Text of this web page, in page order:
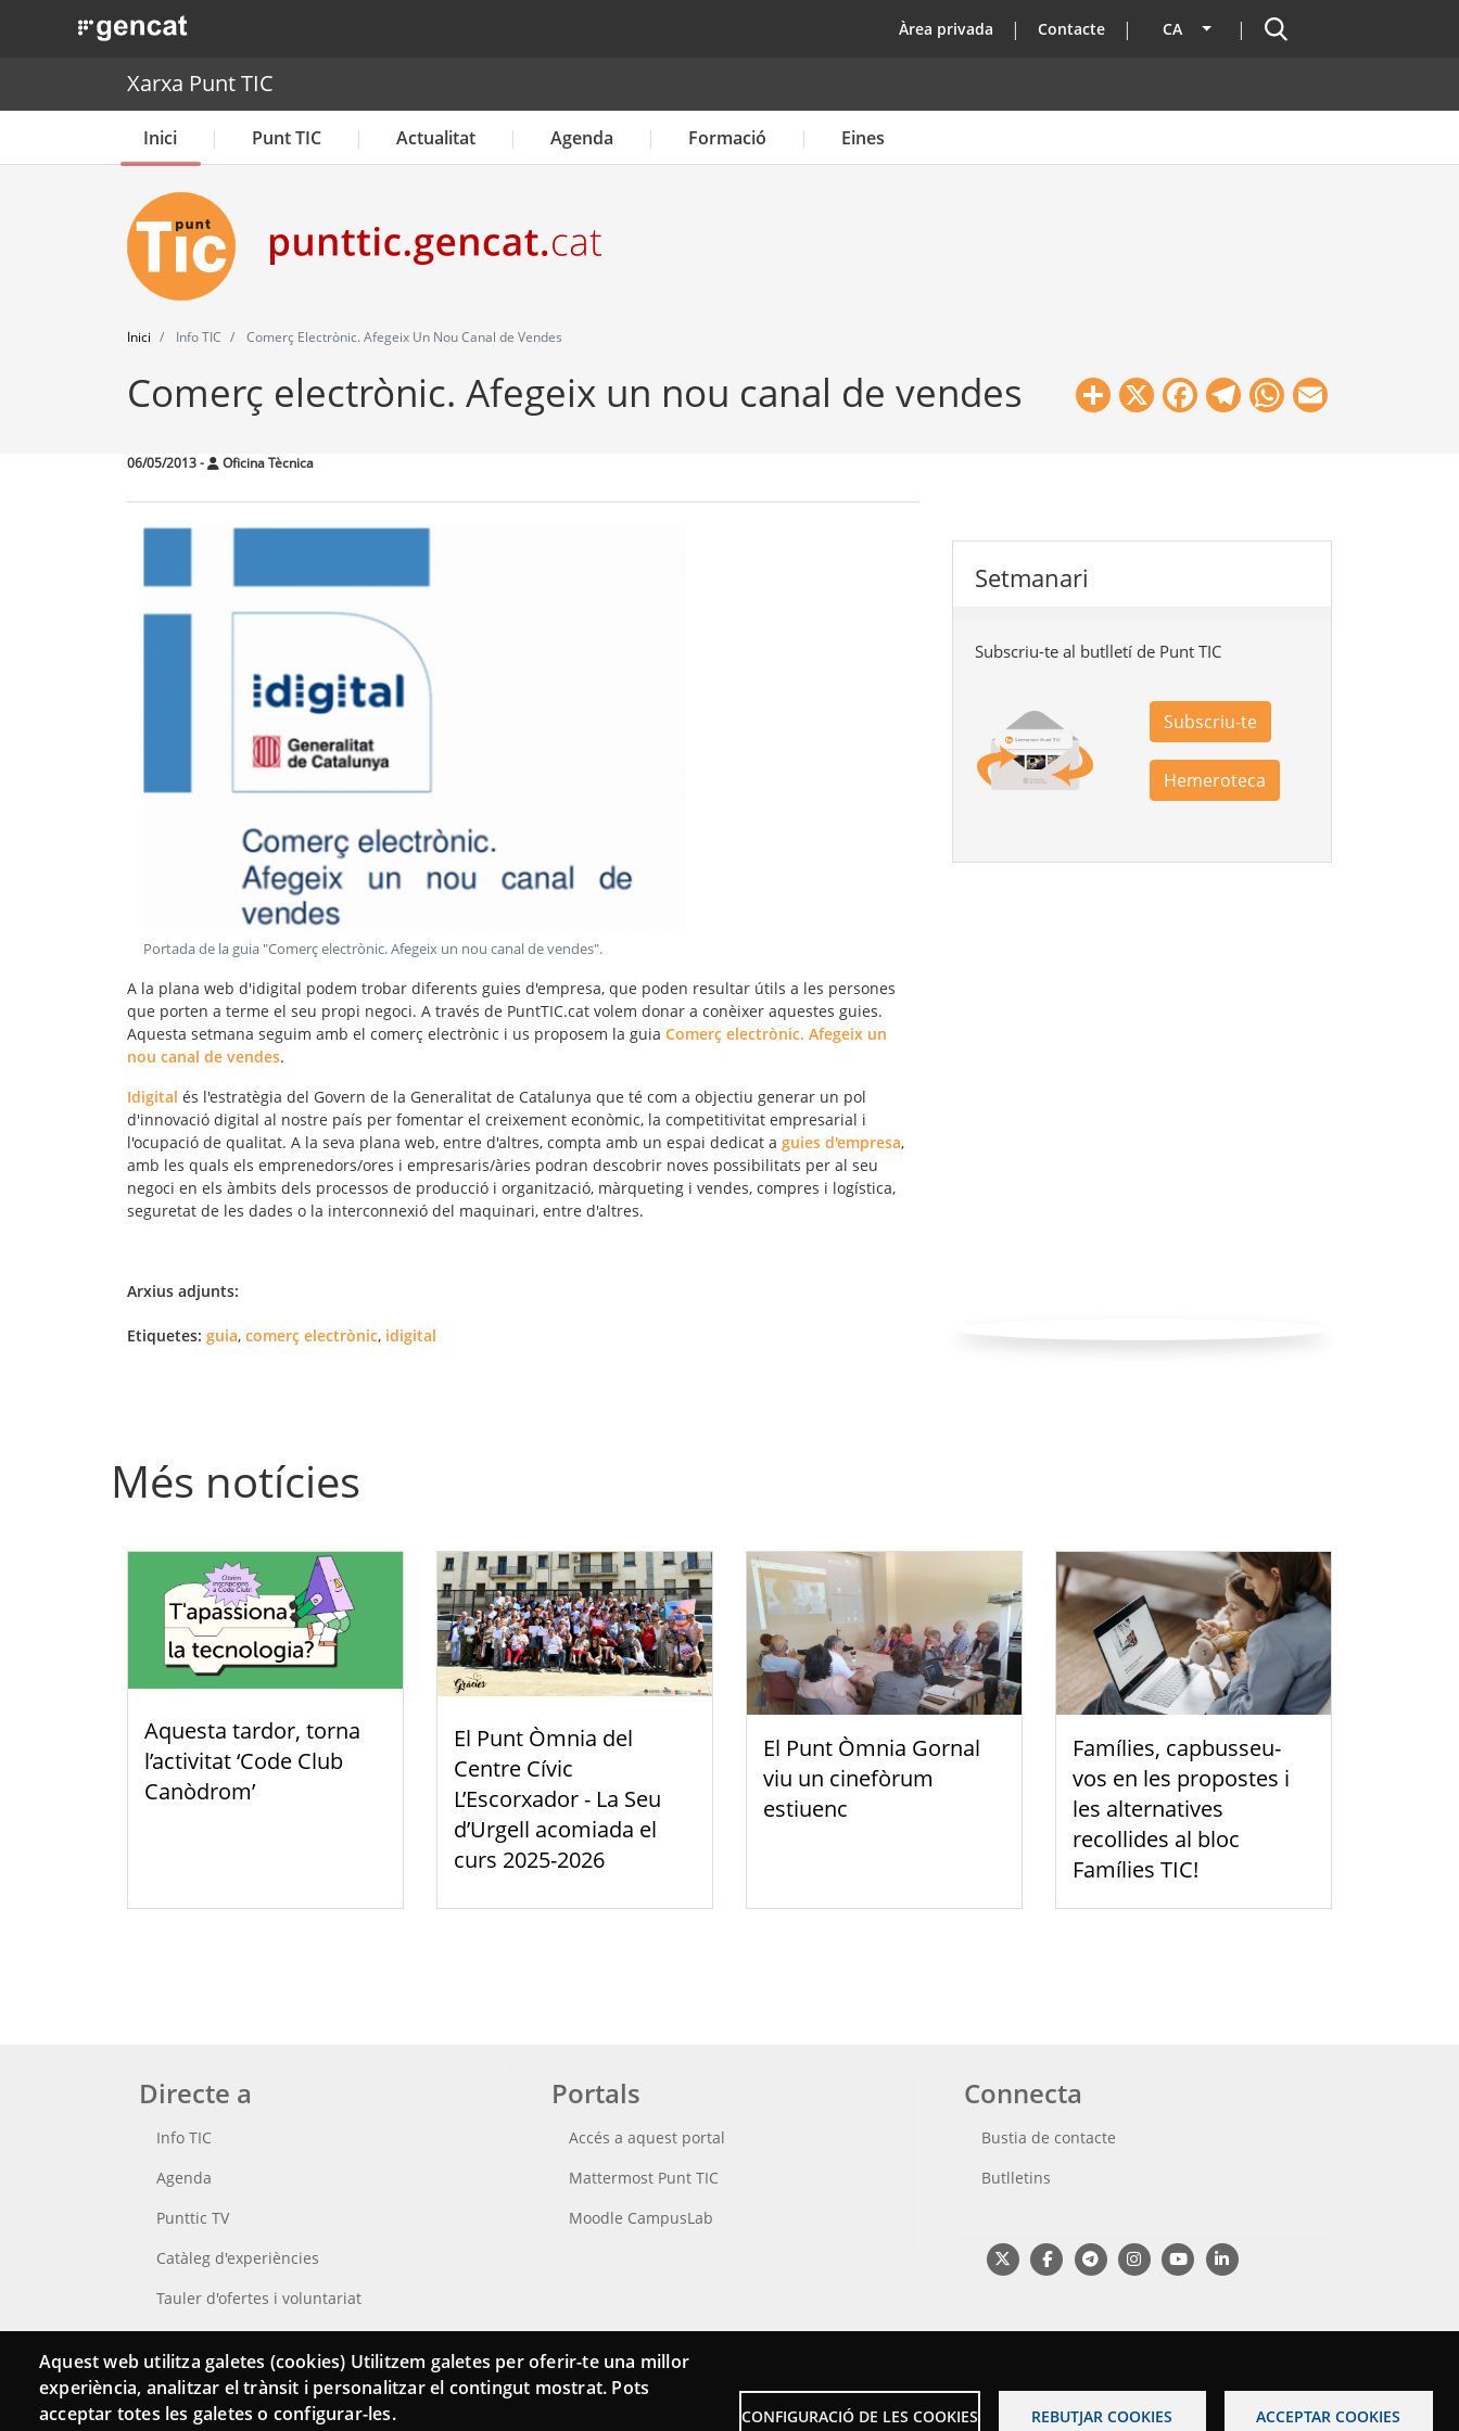
. Obre en una nova finestra. top
Àrea privada Contacte CA Llista les accions addicionals
Cercador
Xarxa Punt TIC
Inici Punt TIC Actualitat Agenda Formació Eines
Inici Info TIC Comerç Electrònic. Afegeix Un Nou Canal de Vendes
Comerç electrònic. Afegeix un nou canal de vendes Share
X Facebook
Telegram
WhatsApp
06/05/2013- Oficina Tècnica
Portada de la guia "Comerç electrònic. Afegeix un nou canal de vendes".
A la plana web d'idigital podem trobar diferents guies d'empresa, que poden resultar útils a les persones
que porten a terme el seu propi negoci. A través de PuntTIC.cat volem donar a conèixer aquestes guies.
Aquesta setmana seguim amb el comerç electrònic i us proposem la guia Comerç electrònic. Afegeix un
nou canal de vendes.
Idigital és l'estratègia del Govern de la Generalitat de Catalunya que té com a objectiu generar un pol
d'innovació digital al nostre país per fomentar el creixement econòmic, la competitivitat empresarial i
l'ocupació de qualitat. A la seva plana web, entre d'altres, compta amb un espai dedicat a guies d'empresa,
amb les quals els emprenedors/ores i empresaris/àries podran descobrir noves possibilitats per al seu
negoci en els àmbits dels processos de producció i organització, màrqueting i vendes, compres i logística,
seguretat de les dades o la interconnexió del maquinari, entre d'altres.
Arxius adjunts:
Etiquetes: guia, comerç electrònic, idigital
Setmanari
Subscriu-te al butlletí de Punt TIC
Subscriu-te
Hemeroteca
Més notícies
Aquesta tardor, torna
l’activitat ‘Code Club
Canòdrom’
El Punt Òmnia del
Centre Cívic
L’Escorxador - La Seu
d’Urgell acomiada el
curs 2025-2026
El Punt Òmnia Gornal
viu un cinefòrum
estiuenc
Famílies, capbusseu-
vos en les propostes i
les alternatives
recollides al bloc
Famílies TIC!
Directe a
Info TIC
Agenda
Punttic TV
Catàleg d'experiències
Tauler d'ofertes i voluntariat
Cerca el teu Punt TIC
Portals
Accés a aquest portal
Mattermost Punt TIC
Moodle CampusLab
Connecta
Bustia de contacte
Butlletins
Aquest web utilitza galetes (cookies) Utilitzem galetes per oferir-te una millor
experiència, analitzar el trànsit i personalitzar el contingut mostrat. Pots
acceptar totes les galetes o configurar-les.
CONFIGURACIÓ DE LES COOKIES REBUTJAR COOKIES ACCEPTAR COOKIES